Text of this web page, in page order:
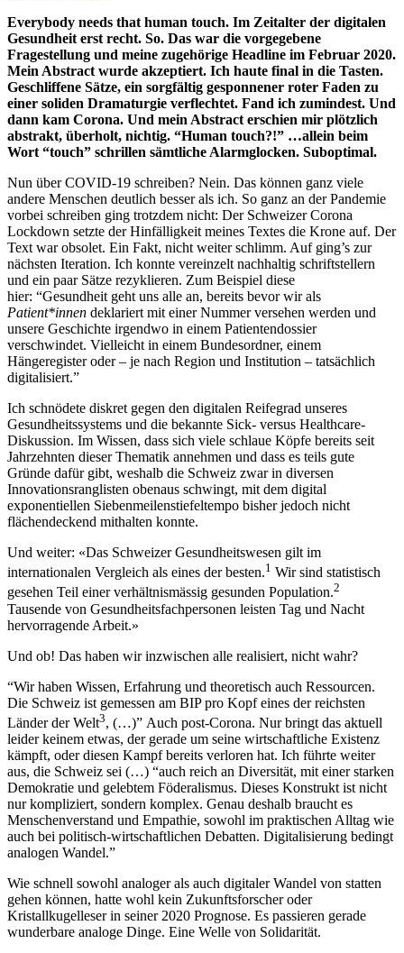
Everybody needs that human touch. Im Zeitalter der digitalen
Gesundheit erst recht. So. Das war die vorgegebene
Fragestellung und meine zugehörige Headline im Februar 2020.
Mein Abstract wurde akzeptiert. Ich haute final in die Tasten.
Geschliffene Sätze, ein sorgfältig gesponnener roter Faden zu
einer soliden Dramaturgie verflechtet. Fand ich zumindest. Und
dann kam Corona. Und mein Abstract erschien mir plötzlich
abstrakt, überholt, nichtig. “Human touch?!” …allein beim
Wort “touch” schrillen sämtliche Alarmglocken. Suboptimal.
Nun über COVID-19 schreiben? Nein. Das können ganz viele
andere Menschen deutlich besser als ich. So ganz an der Pandemie
vorbei schreiben ging trotzdem nicht: Der Schweizer Corona
Lockdown setzte der Hinfälligkeit meines Textes die Krone auf. Der
Text war obsolet. Ein Fakt, nicht weiter schlimm. Auf ging’s zur
nächsten Iteration. Ich konnte vereinzelt nachhaltig schriftstellern
und ein paar Sätze rezyklieren. Zum Beispiel diese
hier: “Gesundheit geht uns alle an, bereits bevor wir als
Patient*innen deklariert mit einer Nummer versehen werden und
unsere Geschichte irgendwo in einem Patientendossier
verschwindet. Vielleicht in einem Bundesordner, einem
Hängeregister oder – je nach Region und Institution – tatsächlich
digitalisiert.”
Ich schnödete diskret gegen den digitalen Reifegrad unseres
Gesundheitssystems und die bekannte Sick- versus Healthcare-
Diskussion. Im Wissen, dass sich viele schlaue Köpfe bereits seit
Jahrzehnten dieser Thematik annehmen und dass es teils gute
Gründe dafür gibt, weshalb die Schweiz zwar in diversen
Innovationsranglisten obenaus schwingt, mit dem digital
exponentiellen Siebenmeilenstiefeltempo bisher jedoch nicht
flächendeckend mithalten konnte.
Und weiter: «Das Schweizer Gesundheitswesen gilt im
internationalen Vergleich als eines der besten.1 Wir sind statistisch
gesehen Teil einer verhältnismässig gesunden Population.2
Tausende von Gesundheitsfachpersonen leisten Tag und Nacht
hervorragende Arbeit.»
Und ob! Das haben wir inzwischen alle realisiert, nicht wahr?
“Wir haben Wissen, Erfahrung und theoretisch auch Ressourcen.
Die Schweiz ist gemessen am BIP pro Kopf eines der reichsten
Länder der Welt3, (…)” Auch post-Corona. Nur bringt das aktuell
leider keinem etwas, der gerade um seine wirtschaftliche Existenz
kämpft, oder diesen Kampf bereits verloren hat. Ich führte weiter
aus, die Schweiz sei (…) “auch reich an Diversität, mit einer starken
Demokratie und gelebtem Föderalismus. Dieses Konstrukt ist nicht
nur kompliziert, sondern komplex. Genau deshalb braucht es
Menschenverstand und Empathie, sowohl im praktischen Alltag wie
auch bei politisch-wirtschaftlichen Debatten. Digitalisierung bedingt
analogen Wandel.”
Wie schnell sowohl analoger als auch digitaler Wandel von statten
gehen können, hatte wohl kein Zukunftsforscher oder
Kristallkugelleser in seiner 2020 Prognose. Es passieren gerade
wunderbare analoge Dinge. Eine Welle von Solidarität.